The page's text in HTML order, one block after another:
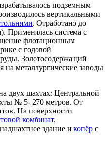
подземным
вертикальными
. Отработано до
Применялась система с
флотационным
с годовой
Золотосодержащий
на металлургические заводы
двух шахтах: Центральной
№ 5- 270 метров. От
На поверхности
комбинат,
здание и копёр с